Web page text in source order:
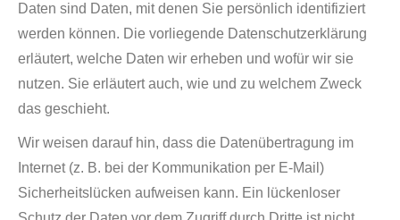
Daten sind Daten, mit denen Sie persönlich identifiziert
werden können. Die vorliegende Datenschutzerklärung
erläutert, welche Daten wir erheben und wofür wir sie
nutzen. Sie erläutert auch, wie und zu welchem Zweck
das geschieht.
Wir weisen darauf hin, dass die Datenübertragung im
Internet (z. B. bei der Kommunikation per E-Mail)
Sicherheitslücken aufweisen kann. Ein lückenloser